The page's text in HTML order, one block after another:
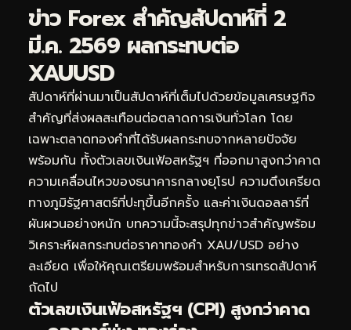
ข่าว Forex สำคัญสัปดาห์ที่ 2
มี.ค. 2569 ผลกระทบต่อ
XAUUSD
สัปดาห์ที่ผ่านมาเป็นสัปดาห์ที่เต็มไปด้วยข้อมูลเศรษฐกิจ
สำคัญที่ส่งผลสะเทือนต่อตลาดการเงินทั่วโลก โดย
เฉพาะตลาดทองคำที่ได้รับผลกระทบจากหลายปัจจัย
พร้อมกัน ทั้งตัวเลขเงินเฟ้อสหรัฐฯ ที่ออกมาสูงกว่าคาด
ความเคลื่อนไหวของธนาคารกลางยุโรป ความตึงเครียด
ทางภูมิรัฐศาสตร์ที่ปะทุขึ้นอีกครั้ง และค่าเงินดอลลาร์ที่
ผันผวนอย่างหนัก บทความนี้จะสรุปทุกข่าวสำคัญพร้อม
วิเคราะห์ผลกระทบต่อราคาทองคำ XAU/USD อย่าง
ละเอียด เพื่อให้คุณเตรียมพร้อมสำหรับการเทรดสัปดาห์
ถัดไป
ตัวเลขเงินเฟ้อสหรัฐฯ (CPI) สูงกว่าคาด